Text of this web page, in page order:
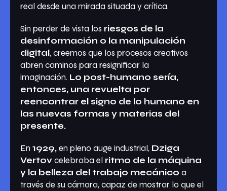
real desde una mirada situada y crítica.
Sin perder de vista los riesgos de la
desinformación o la manipulación
digital, creemos que los procesos creativos
abren caminos para resignificar la
imaginación. Lo post-humano sería,
entonces, una revuelta por
reencontrar el signo de lo humano en
las nuevas formas y materias del
presente.
En 1929,en pleno auge industrial, Dziga
Vertovcelebraba el ritmo de la máquina
y la belleza del trabajo mecánico a
través de su cámara, capaz de mostrar lo que el